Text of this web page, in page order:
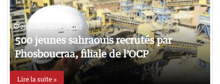
29 juillet 2016 - 21:07
500 jeunes sahraouis recrutés par
Phosboucraa, filiale de l’OCP
Lire la suite »